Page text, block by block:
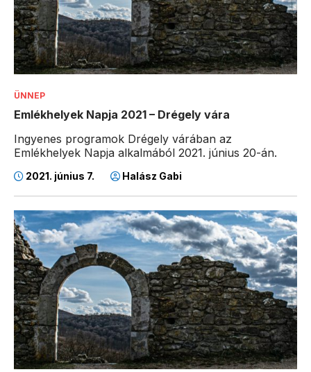
ÜNNEP
Emlékhelyek Napja 2021 – Drégely vára
Ingyenes programok Drégely várában az
Emlékhelyek Napja alkalmából 2021. június 20-án.
2021. június 7. Halász Gabi